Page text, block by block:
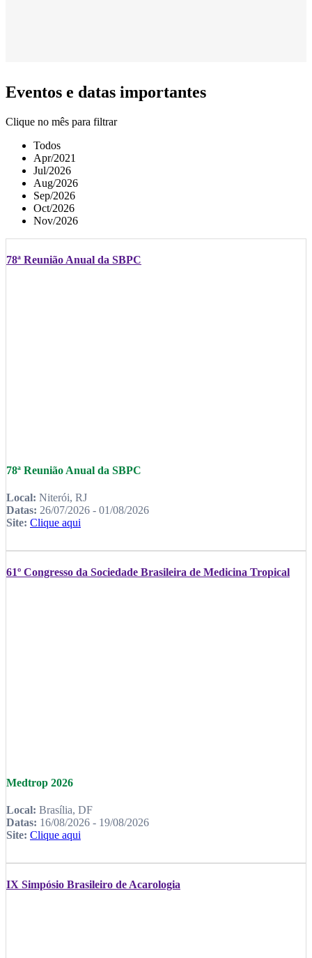
Eventos e datas importantes
Clique no mês para filtrar
Todos
Apr/2021
Jul/2026
Aug/2026
Sep/2026
Oct/2026
Nov/2026
78ª Reunião Anual da SBPC
78ª Reunião Anual da SBPC
Local: Niterói, RJ
Datas: 26/07/2026 - 01/08/2026
Site: Clique aqui
61º Congresso da Sociedade Brasileira de Medicina Tropical
Medtrop 2026
Local: Brasília, DF
Datas: 16/08/2026 - 19/08/2026
Site: Clique aqui
IX Simpósio Brasileiro de Acarologia